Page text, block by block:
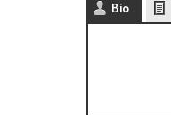
Bio